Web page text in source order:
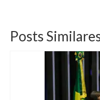
Posts